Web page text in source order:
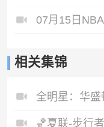
07月15日
相关集锦